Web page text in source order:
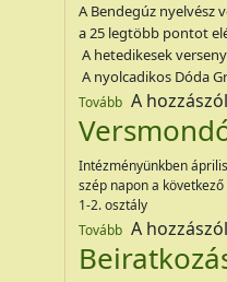
A Bendegúz nyelvész
a 25 legtöbb pontot
A hetedikesek
A nyolcadikos Dóda
Tovább A
Intézményünkben
szép napon a
1-2. osztály
Tovább (Versmondó
A